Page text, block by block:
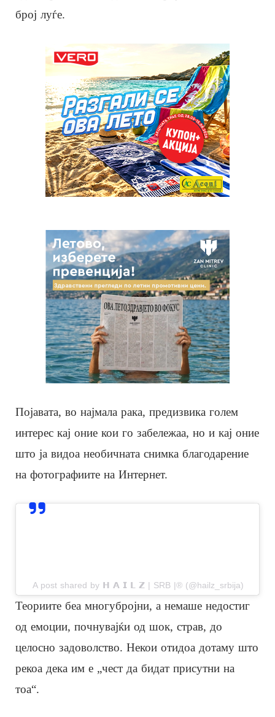
број луѓе.
Појавата, во најмала рака, предизвика голем
интерес кај оние кои го забележаа, но и кај оние
што ја видоа необичната снимка благодарение
на фотографиите на Интернет.
A post shared by 𝗛 𝗔 𝗜 𝗟 𝗭 | SRB |® (@hailz_srbija)
Теориите беа многубројни, а немаше недостиг
од емоции, почнувајќи од шок, страв, до
целосно задоволство. Некои отидоа дотаму што
рекоа дека им е „чест да бидат присутни на
тоа“.